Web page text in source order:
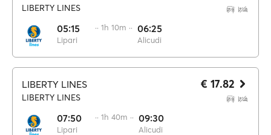
LIBERTY LINES
05:15
Lipari
·· 1h 10m ·· 06:25
Alicudi
LIBERTY LINES
LIBERTY LINES
07:50
Lipari
·· 1h 40m ·· 09:30
Alicudi
€ 17.82